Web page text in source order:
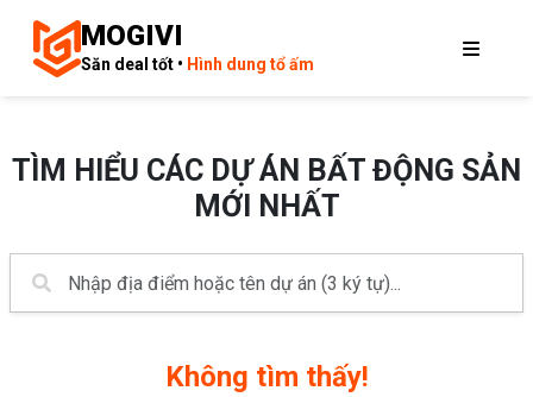
MOGIVI
Săn deal tốt • Hình dung tổ ấm
TÌM HIỂU CÁC DỰ ÁN BẤT ĐỘNG SẢN
MỚI NHẤT
Không tìm thấy!